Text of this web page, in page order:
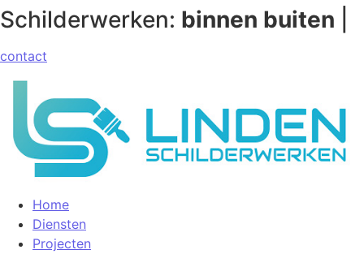
Schilderwerken: binnen buiten
contact
Home
Diensten
Projecten